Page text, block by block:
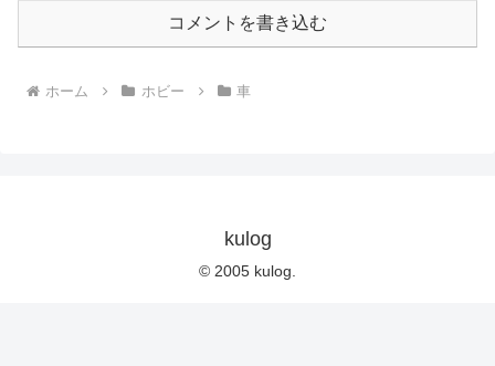
コメントを書き込む
ホーム ホビー 車
kulog
© 2005 kulog.